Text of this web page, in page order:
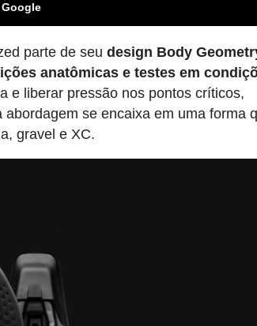
parte de seudesign Body
anatômicas e testes em
e liberar pressão nos pontos críticos,
se encaixa em uma forma
gravel e XC.